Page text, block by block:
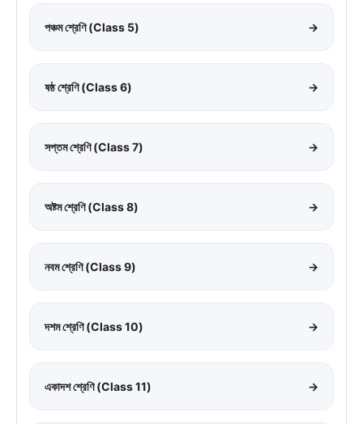
পঞ্চম শ্রেণি (Class 5) →
ষষ্ঠ শ্রেণি (Class 6) →
সপ্তম শ্রেণি (Class 7) →
অষ্টম শ্রেণি (Class 8) →
নবম শ্রেণি (Class 9) →
দশম শ্রেণি (Class 10) →
একাদশ শ্রেণি (Class 11) →